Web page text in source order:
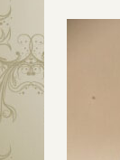
geblazen